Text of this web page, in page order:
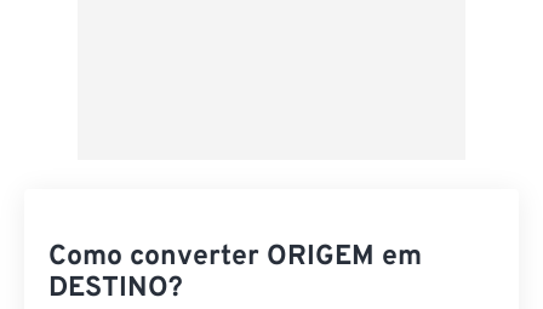
Como converter ORIGEM em
DESTINO?